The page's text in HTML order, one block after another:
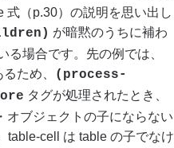
式（p.30）の説明を思い出し
が暗黙のうちに補わ
場合です。先の例では、
ため、
(process-
タグが処理されたとき、
オブジェクトの子にならない
table-cell は table の子でなけ